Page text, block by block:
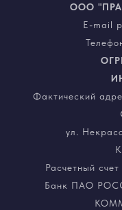
ООО
E-mail
Фактический
ул.
Расчетный
Банк ПАО